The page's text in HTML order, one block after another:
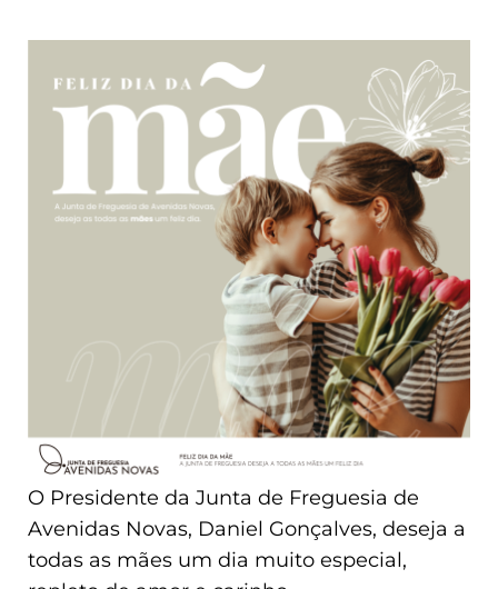
O Presidente da Junta de Freguesia de
Avenidas Novas, Daniel Gonçalves, deseja a
todas as mães um dia muito especial,